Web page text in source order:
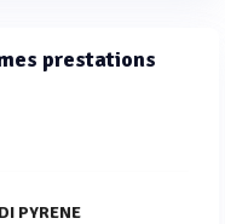
prestations
PYRENE